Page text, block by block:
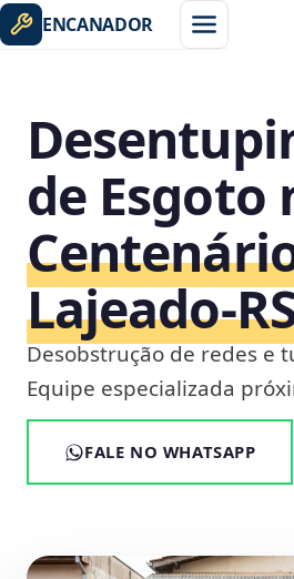
ENCANADOR
de Esgoto
Desobstrução de redes e
Equipe especializada
FALE NO WHATSAPP